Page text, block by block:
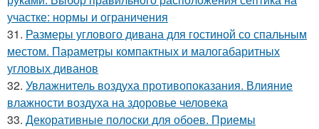
участке: нормы и ограничения
31. Размеры углового дивана для гостиной со спальным
местом. Параметры компактных и малогабаритных
угловых диванов
32. Увлажнитель воздуха противопоказания. Влияние
влажности воздуха на здоровье человека
33. Декоративные полоски для обоев. Приемы